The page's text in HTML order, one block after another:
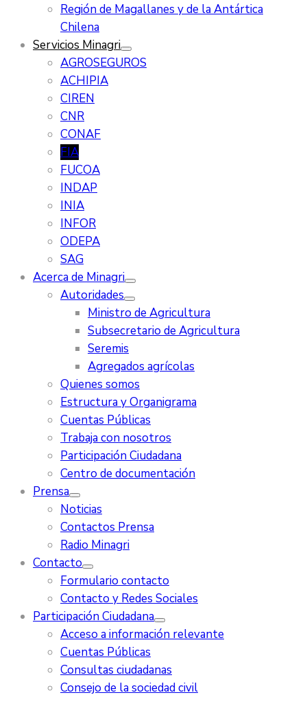
Región de Magallanes y de la Antártica
Chilena
Servicios Minagri
AGROSEGUROS
ACHIPIA
CIREN
CNR
CONAF
FIA
FUCOA
INDAP
INIA
INFOR
ODEPA
SAG
Acerca de Minagri
Autoridades
Ministro de Agricultura
Subsecretario de Agricultura
Seremis
Agregados agrícolas
Quienes somos
Estructura y Organigrama
Cuentas Públicas
Trabaja con nosotros
Participación Ciudadana
Centro de documentación
Prensa
Noticias
Contactos Prensa
Radio Minagri
Contacto
Formulario contacto
Contacto y Redes Sociales
Participación Ciudadana
Acceso a información relevante
Cuentas Públicas
Consultas ciudadanas
Consejo de la sociedad civil